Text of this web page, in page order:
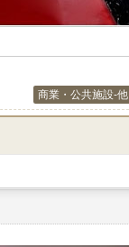
商業・公共施設-他